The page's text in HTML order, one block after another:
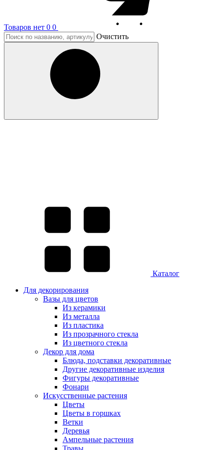
Товаров нет 0 0
Очистить
Каталог
Для декорирования
Вазы для цветов
Из керамики
Из металла
Из пластика
Из прозрачного стекла
Из цветного стекла
Декор для дома
Блюда, подставки декоративные
Другие декоративные изделия
Фигуры декоративные
Фонари
Искусственные растения
Цветы
Цветы в горшках
Ветки
Деревья
Ампельные растения
Травы